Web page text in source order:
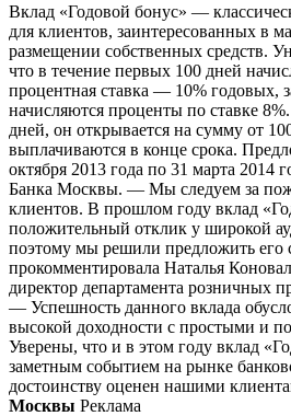
Вклад «Годовой бонус» —
для клиентов, заинтересованных в
размещении собственных средств.
что в течение первых 100 дней
процентная ставка — 10% годовых,
начисляются проценты по ставке
дней, он открывается на сумму от
выплачиваются в конце срока.
октября 2013 года по 31 марта 2014
Банка Москвы. — Мы следуем за
клиентов. В прошлом году вклад
положительный отклик у широкой
поэтому мы решили предложить
прокомментировала Наталья
директор департамента розничных
— Успешность данного вклада
высокой доходности с простыми и
Уверены, что и в этом году вклад
заметным событием на рынке
достоинству оценен нашими
Москвы Реклама